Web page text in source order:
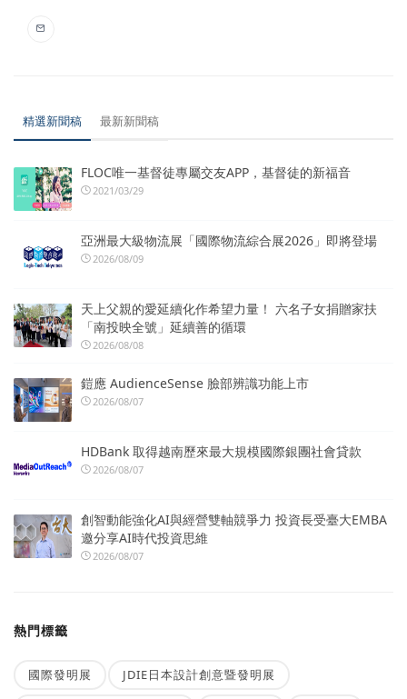
精選新聞稿 最新新聞稿
FLOC唯一基督徒專屬交友APP，基督徒的新福音
2021/03/29
亞洲最大級物流展「國際物流綜合展2026」即將登場
2026/08/09
天上父親的愛延續化作希望力量！ 六名子女捐贈家扶
「南投映全號」延續善的循環
2026/08/08
鎧應 AudienceSense 臉部辨識功能上市
2026/08/07
HDBank 取得越南歷來最大規模國際銀團社會貸款
2026/08/07
創智動能強化AI與經營雙軸競爭力 投資長受臺大EMBA
邀分享AI時代投資思維
2026/08/07
熱門標籤
國際發明展 JDIE日本設計創意暨發明展